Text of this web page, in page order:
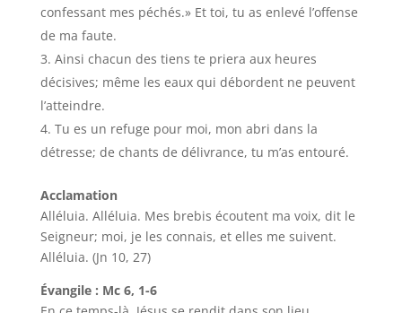
confessant mes péchés.» Et toi, tu as enlevé l’offense
de ma faute.
Ainsi chacun des tiens te priera aux heures
décisives; même les eaux qui débordent ne peuvent
l’atteindre.
Tu es un refuge pour moi, mon abri dans la
détresse; de chants de délivrance, tu m’as entouré.
Acclamation
Alléluia. Alléluia. Mes brebis écoutent ma voix, dit le
Seigneur; moi, je les connais, et elles me suivent.
Alléluia. (Jn 10, 27)
Évangile : Mc 6, 1-6